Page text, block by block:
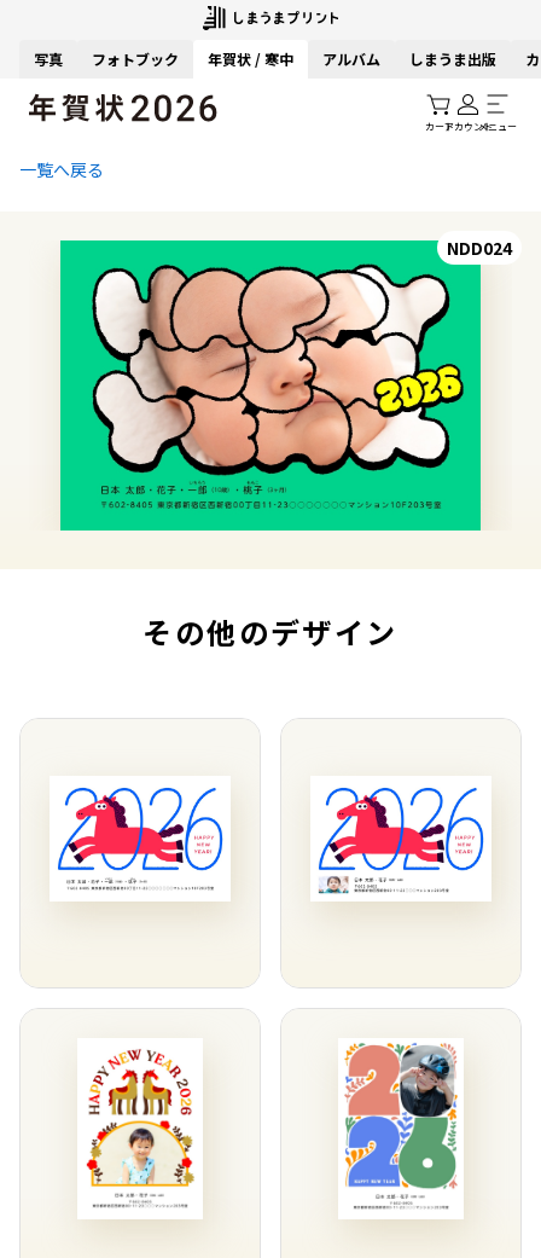
写真 フォトブック 年賀状 / 寒中 アルバム しまうま出版
カートアカウントメニュー
一覧へ戻る
NDD024
その他のデザイン